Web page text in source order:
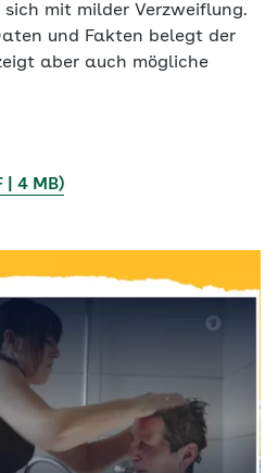
mit milder Verzweiflung.
und Fakten belegt der
aber auch mögliche
| 4 MB)